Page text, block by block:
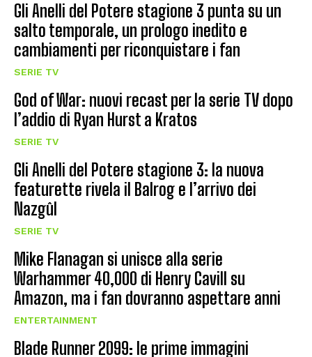
Gli Anelli del Potere stagione 3 punta su un
salto temporale, un prologo inedito e
cambiamenti per riconquistare i fan
SERIE TV
God of War: nuovi recast per la serie TV dopo
l’addio di Ryan Hurst a Kratos
SERIE TV
Gli Anelli del Potere stagione 3: la nuova
featurette rivela il Balrog e l’arrivo dei
Nazgûl
SERIE TV
Mike Flanagan si unisce alla serie
Warhammer 40,000 di Henry Cavill su
Amazon, ma i fan dovranno aspettare anni
ENTERTAINMENT
Blade Runner 2099: le prime immagini